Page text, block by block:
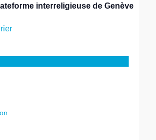
interreligieuse de Genève